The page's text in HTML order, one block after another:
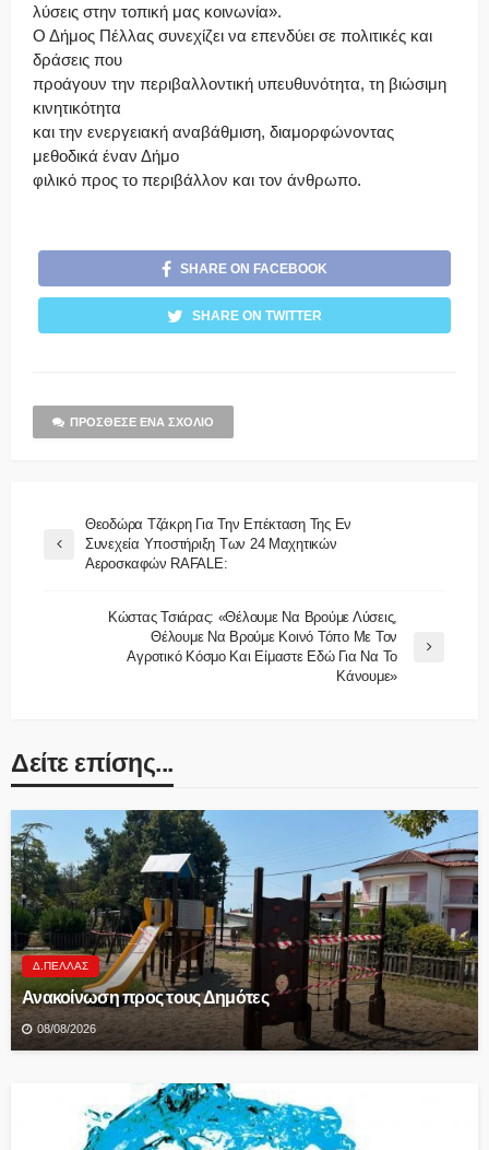
λύσεις στην τοπική μας κοινωνία».
Ο Δήμος Πέλλας συνεχίζει να επενδύει σε πολιτικές και
δράσεις που
προάγουν την περιβαλλοντική υπευθυνότητα, τη βιώσιμη
κινητικότητα
και την ενεργειακή αναβάθμιση, διαμορφώνοντας
μεθοδικά έναν Δήμο
φιλικό προς το περιβάλλον και τον άνθρωπο.
SHARE ON FACEBOOK
SHARE ON TWITTER
ΠΡΌΣΘΕΣΕ ΈΝΑ ΣΧΌΛΙΟ
Θεοδώρα Τζάκρη Για Την Επέκταση Της Εν
Συνεχεία Υποστήριξη Των 24 Μαχητικών
Αεροσκαφών RAFALE:
Κώστας Τσιάρας: «Θέλουμε Να Βρούμε Λύσεις,
Θέλουμε Να Βρούμε Κοινό Τόπο Με Τον
Αγροτικό Κόσμο Και Είμαστε Εδώ Για Να Το
Κάνουμε»
Δείτε επίσης...
Δ.ΠΈΛΛΑΣ
Ανακοίνωση προς τους Δημότες
08/08/2026